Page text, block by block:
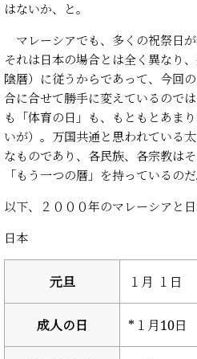
はないか、と。
マレーシアでも、多くの祝祭日が
それは日本の場合とは全く異なり
陰暦）に従うからであって、今回
合に合せて勝手に変えているので
も「体育の日」も、もともとあま
いが）。万国共通と思われている
なものであり、各民族、各宗教は
「もう一つの暦」を持っているのだ
以下、２０００年のマレーシアと
日本
元旦 １月 １日
成人の日 *１月10日